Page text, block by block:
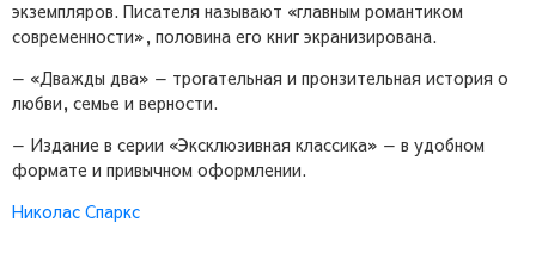
экземпляров. Писателя называют «главным романтиком
современности», половина его книг экранизирована.
— «Дважды два» — трогательная и пронзительная история о
любви, семье и верности.
— Издание в серии «Эксклюзивная классика» — в удобном
формате и привычном оформлении.
Николас Спаркс